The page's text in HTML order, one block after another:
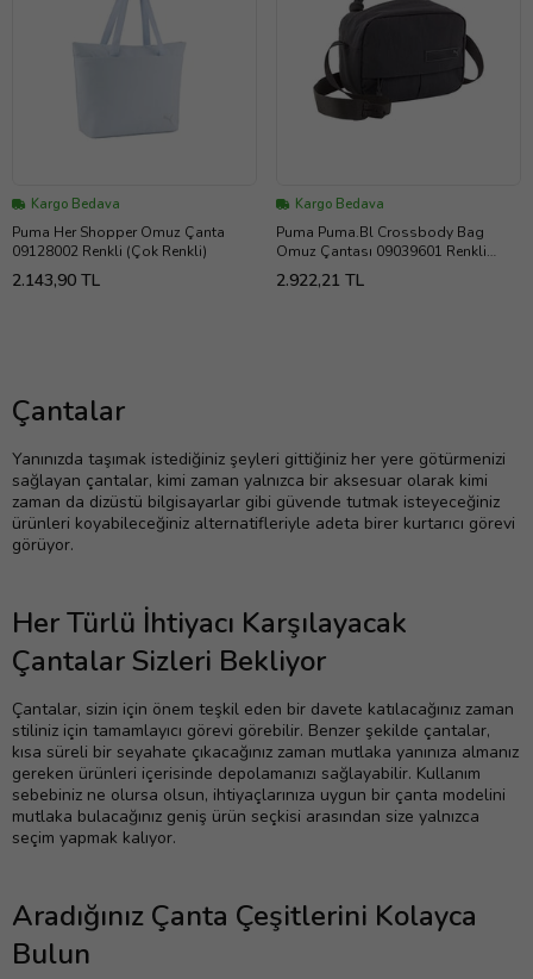
Kargo Bedava
Puma Her Shopper Omuz Çanta
09128002 Renkli (Çok Renkli)
2.143,90 TL
Kargo Bedava
Puma Puma.Bl Crossbody Bag
Omuz Çantası 09039601 Renkli
(Çok Renkli)
2.922,21 TL
Çantalar
Yanınızda taşımak istediğiniz şeyleri gittiğiniz her yere götürmenizi
sağlayan çantalar, kimi zaman yalnızca bir aksesuar olarak kimi
zaman da dizüstü bilgisayarlar gibi güvende tutmak isteyeceğiniz
ürünleri koyabileceğiniz alternatifleriyle adeta birer kurtarıcı görevi
görüyor.
Her Türlü İhtiyacı Karşılayacak
Çantalar Sizleri Bekliyor
Çantalar, sizin için önem teşkil eden bir davete katılacağınız zaman
stiliniz için tamamlayıcı görevi görebilir. Benzer şekilde çantalar,
kısa süreli bir seyahate çıkacağınız zaman mutlaka yanınıza almanız
gereken ürünleri içerisinde depolamanızı sağlayabilir. Kullanım
sebebiniz ne olursa olsun, ihtiyaçlarınıza uygun bir çanta modelini
mutlaka bulacağınız geniş ürün seçkisi arasından size yalnızca
seçim yapmak kalıyor.
Aradığınız Çanta Çeşitlerini Kolayca
Bulun